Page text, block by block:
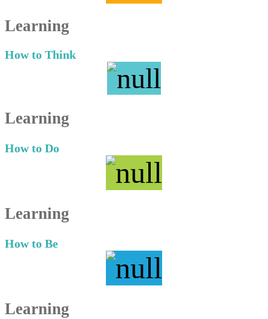
Learning
How to Think
Learning
How to Do
Learning
How to Be
Learning